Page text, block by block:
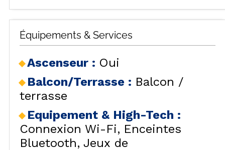
Équipements & Services
Ascenseur : Oui
Balcon/Terrasse : Balcon /
terrasse
Equipement & High-Tech :
Connexion Wi-Fi
Enceintes
Bluetooth Jeux de